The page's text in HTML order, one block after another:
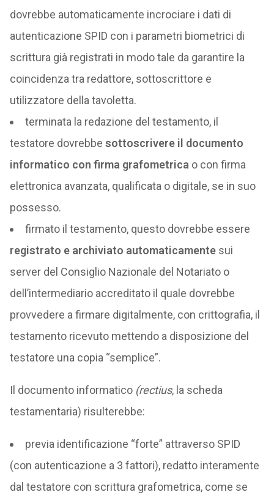
dovrebbe automaticamente incrociare i dati di
autenticazione SPID con i parametri biometrici di
scrittura già registrati in modo tale da garantire la
coincidenza tra redattore, sottoscrittore e
utilizzatore della tavoletta.
terminata la redazione del testamento, il
testatore dovrebbe sottoscrivere il documento
informatico con firma grafometrica o con firma
elettronica avanzata, qualificata o digitale, se in suo
possesso.
firmato il testamento, questo dovrebbe essere
registrato e archiviato automaticamentesui
server del Consiglio Nazionale del Notariato o
dell’intermediario accreditato il quale dovrebbe
provvedere a firmare digitalmente, con crittografia, il
testamento ricevuto mettendo a disposizione del
testatore una copia “semplice”.
Il documento informatico (rectius, la scheda
testamentaria) risulterebbe:
previa identificazione “forte” attraverso SPID
(con autenticazione a 3 fattori), redatto interamente
dal testatore con scrittura grafometrica, come se